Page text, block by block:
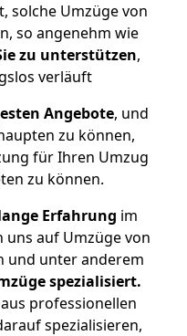
solche Umzüge von
so angenehm wie
zu unterstützen,
verläuft
Angebote, und
zu können,
für Ihren Umzug
zu können.
Erfahrung im
uns auf Umzüge von
und unter anderem
spezialisiert.
professionellen
spezialisieren,